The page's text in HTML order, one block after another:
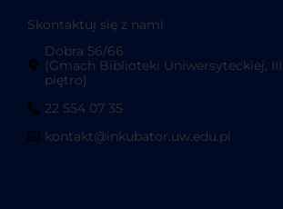
Skontaktuj się z nami
Dobra 56/66
(Gmach Biblioteki Uniwersyteckiej, III
piętro)
22 554 07 35
kontakt@inkubator.uw.edu.pl